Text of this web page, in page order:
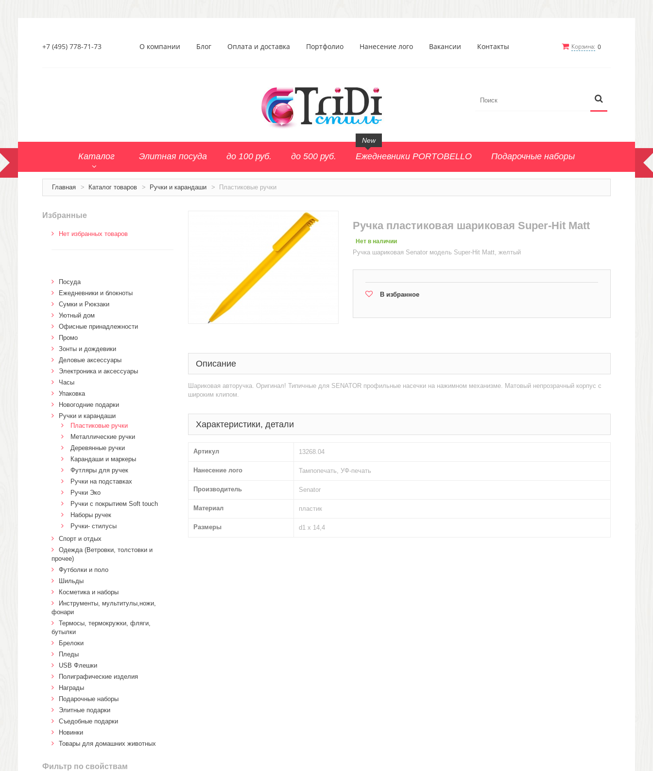
Корзина: 0
+7 (495) 778-71-73 О компании Блог Оплата и доставка Портфолио Нанесение лого Вакансии Контакты
Каталог Элитная посуда до 100 руб. до 500 руб. Ежедневники PORTOBELLO
New
Подарочные наборы
Главная > Каталог товаров > Ручки и карандаши > Пластиковые ручки
Ручка пластиковая шариковая Super-Hit Matt
Нет в наличии
Ручка шариковая Senator модель Super-Hit Matt, желтый
В избранное
Описание
Шариковая авторучка. Оригинал! Типичные для SENATOR профильные насечки на нажимном механизме. Матовый непрозрачный корпус с
широким клипом.
Характеристики, детали
Артикул 13268.04
Нанесение лого Тампопечать, УФ-печать
Производитель Senator
Материал пластик
Размеры d1 х 14,4
Избранные
Нет избранных товаров
Посуда
Ежедневники и блокноты
Сумки и Рюкзаки
Уютный дом
Офисные принадлежности
Промо
Зонты и дождевики
Деловые аксессуары
Электроника и аксессуары
Часы
Упаковка
Новогодние подарки
Ручки и карандаши
Пластиковые ручки
Металлические ручки
Деревянные ручки
Карандаши и маркеры
Футляры для ручек
Ручки на подставках
Ручки Эко
Ручки с покрытием Soft touch
Наборы ручек
Ручки- стилусы
Спорт и отдых
Одежда (Ветровки, толстовки и
прочее)
Футболки и поло
Шильды
Косметика и наборы
Инструменты, мультитулы,ножи,
фонари
Термосы, термокружки, фляги,
бутылки
Брелоки
Пледы
USB Флешки
Полиграфические изделия
Награды
Подарочные наборы
Элитные подарки
Cъедобные подарки
Новинки
Товары для домашних животных
Фильтр по свойствам